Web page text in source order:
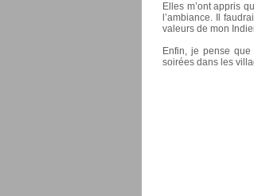
Elles m’ont appris
l’ambiance. Il
valeurs de mon
Enfin, je pense
soirées dans les